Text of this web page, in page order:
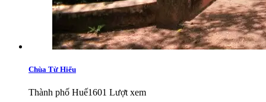
Chùa Từ Hiếu
Thành phố Huế1601 Lượt xem